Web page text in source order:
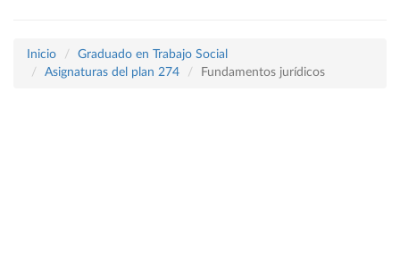
Inicio
Graduado en Trabajo Social
Asignaturas del plan 274
Fundamentos jurídicos